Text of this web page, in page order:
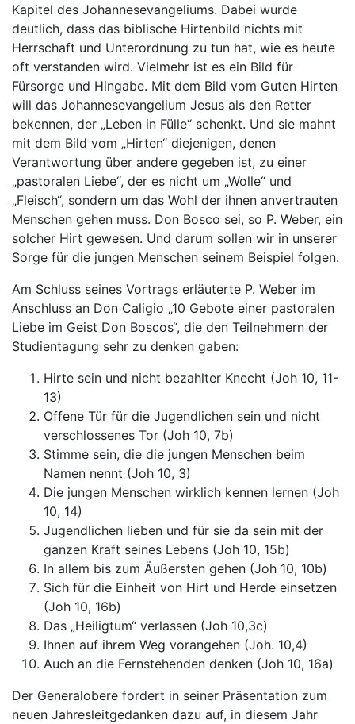
Kapitel des Johannesevangeliums. Dabei wurde
deutlich, dass das biblische Hirtenbild nichts mit
Herrschaft und Unterordnung zu tun hat, wie es heute
oft verstanden wird. Vielmehr ist es ein Bild für
Fürsorge und Hingabe. Mit dem Bild vom Guten Hirten
will das Johannesevangelium Jesus als den Retter
bekennen, der „Leben in Fülle“ schenkt. Und sie mahnt
mit dem Bild vom „Hirten“ diejenigen, denen
Verantwortung über andere gegeben ist, zu einer
„pastoralen Liebe“, der es nicht um „Wolle“ und
„Fleisch“, sondern um das Wohl der ihnen anvertrauten
Menschen gehen muss. Don Bosco sei, so P. Weber, ein
solcher Hirt gewesen. Und darum sollen wir in unserer
Sorge für die jungen Menschen seinem Beispiel folgen.
Am Schluss seines Vortrags erläuterte P. Weber im
Anschluss an Don Caligio „10 Gebote einer pastoralen
Liebe im Geist Don Boscos“, die den Teilnehmern der
Studientagung sehr zu denken gaben:
Hirte sein und nicht bezahlter Knecht (Joh 10, 11-
13)
Offene Tür für die Jugendlichen sein und nicht
verschlossenes Tor (Joh 10, 7b)
Stimme sein, die die jungen Menschen beim
Namen nennt (Joh 10, 3)
Die jungen Menschen wirklich kennen lernen (Joh
10, 14)
Jugendlichen lieben und für sie da sein mit der
ganzen Kraft seines Lebens (Joh 10, 15b)
In allem bis zum Äußersten gehen (Joh 10, 10b)
Sich für die Einheit von Hirt und Herde einsetzen
(Joh 10, 16b)
Das „Heiligtum“ verlassen (Joh 10,3c)
Ihnen auf ihrem Weg vorangehen (Joh. 10,4)
Auch an die Fernstehenden denken (Joh 10, 16a)
Der Generalobere fordert in seiner Präsentation zum
neuen Jahresleitgedanken dazu auf, in diesem Jahr